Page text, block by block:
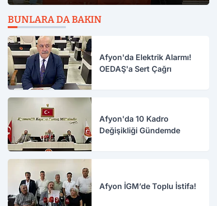
BUNLARA DA BAKIN
Afyon'da Elektrik Alarmı!
OEDAŞ'a Sert Çağrı
Afyon'da 10 Kadro
Değişikliği Gündemde
Afyon İGM’de Toplu İstifa!